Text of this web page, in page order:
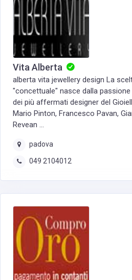
Vita Alberta
alberta vita jewellery design La
"concettuale" nasce dalla
dei più affermati designer del
Mario Pinton, Francesco Pavan,
Revean ...
padova
049 2104012